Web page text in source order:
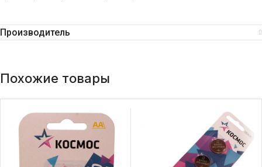
Производитель
Похожие товары